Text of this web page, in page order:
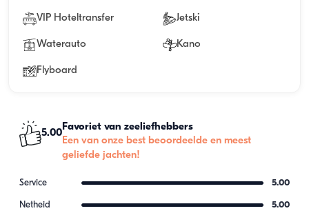
VIP Hoteltransfer Jetski
Waterauto Kano
Flyboard
5.00
Favoriet van zeeliefhebbers
Een van onze best beoordeelde en meest
geliefde jachten!
Service 5.00
Netheid 5.00